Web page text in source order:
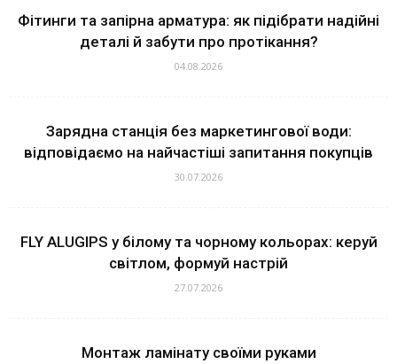
Фітинги та запірна арматура: як підібрати надійні
деталі й забути про протікання?
04.08.2026
Зарядна станція без маркетингової води:
відповідаємо на найчастіші запитання покупців
30.07.2026
FLY ALUGIPS у білому та чорному кольорах: керуй
світлом, формуй настрій
27.07.2026
Монтаж ламінату своїми руками